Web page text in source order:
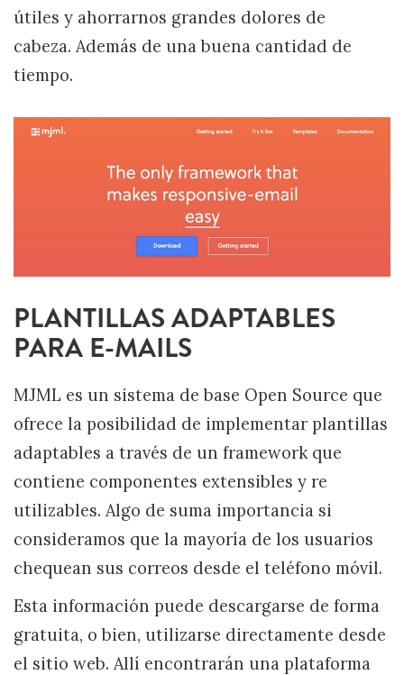
útiles y ahorrarnos grandes dolores de
cabeza. Además de una buena cantidad de
tiempo.
PLANTILLAS ADAPTABLES
PARA E-MAILS
MJML es un sistema de base Open Source que
ofrece la posibilidad de implementar plantillas
adaptables a través de un framework que
contiene componentes extensibles y re
utilizables. Algo de suma importancia si
consideramos que la mayoría de los usuarios
chequean sus correos desde el teléfono móvil.
Esta información puede descargarse de forma
gratuita, o bien, utilizarse directamente desde
el sitio web. Allí encontrarán una plataforma